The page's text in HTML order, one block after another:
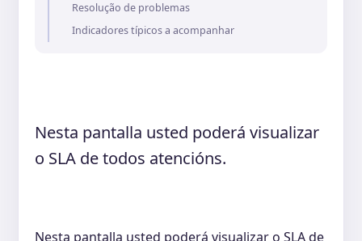
Nesta pantalla usted poderá visualizar
o SLA de todos atencións.
Nesta pantalla usted poderá visualizar o SLA de
Resolução de problemas
Indicadores típicos a acompanhar